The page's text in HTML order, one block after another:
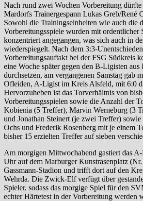
Nach rund zwei Wochen Vorbereitung
Mardorfs Trainergespann Lukas Greb/René
Sowohl die Trainingseinheiten wie auch die
Vorbereitungsspiele wurden mit ordentlicher
konzentriert angegangen, was sich auch in
wiederspiegelt. Nach dem 3:3-
Vorbereitungsauftakt bei der FSG Südkreis
eine Woche später gegen den B-Ligisten aus
durchsetzen, am vergangenen Samstag gab
Ofleiden, A-Ligist im Kreis Alsfeld, mit 6:0
Hervorzuheben ist das Torverhältnis von
Vorbereitungsspielen sowie die Anzahl der
Kobienia (5 Treffer), Marvin Werneburg (3
und Jonathan Steinert (je zwei Treffer) sowie
Ochs und Frederik Rosenberg mit je einem
bisher 15 erzielten Treffer auf sieben
Am morgigen Mittwochabend gastiert das
Uhr auf dem Marburger Kunstrasenplatz
Gassmann-Stadion und trifft dort auf den
Wehrda. Die Zwick-Elf verfügt über
Spieler, sodass das morgige Spiel für den
echter Härtetest in der Vorbereitung werden